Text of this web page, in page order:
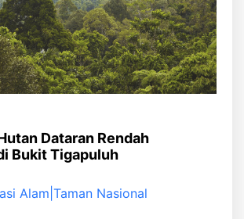
Dataran Rendah
Bukit Tigapuluh
Alam Taman Nasional